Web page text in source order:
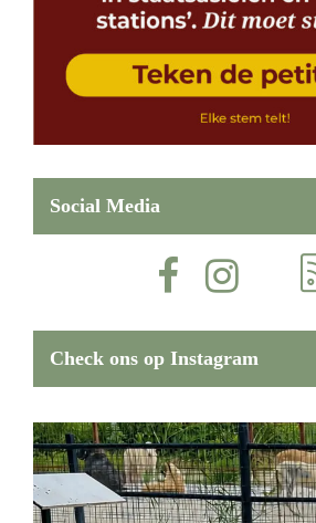
Social Media
Check ons op Instagram